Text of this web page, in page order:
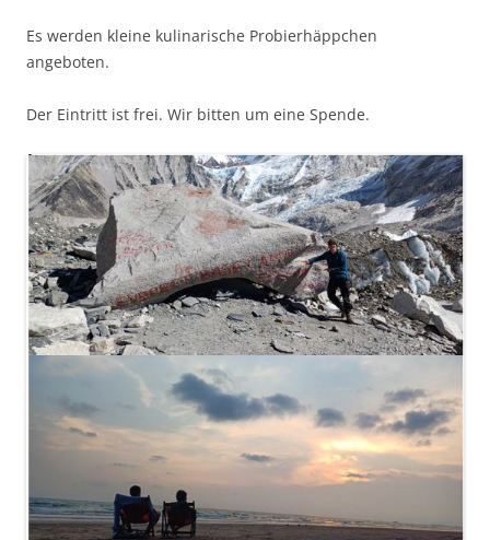
Es werden kleine kulinarische Probierhäppchen
angeboten.
Der Eintritt ist frei. Wir bitten um eine Spende.